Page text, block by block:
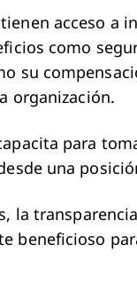
acceso a
como
su
organización.
para
una
la
beneficioso